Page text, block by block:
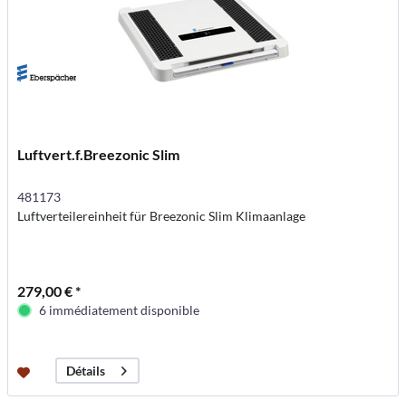
Luftvert.f.Breezonic Slim
481173
Luftverteilereinheit für Breezonic Slim Klimaanlage
279,00 € *
6 immédiatement disponible
Détails